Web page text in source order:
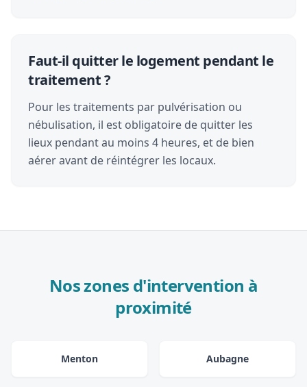
Faut-il quitter le logement pendant le
traitement ?
Pour les traitements par pulvérisation ou
nébulisation, il est obligatoire de quitter les
lieux pendant au moins 4 heures, et de bien
aérer avant de réintégrer les locaux.
Nos zones d'intervention à
proximité
Menton Aubagne